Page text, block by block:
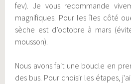
fev). Je vous recommande
magnifiques. Pour les îles côté
sèche est d’octobre à mars
mousson).
Nous avons fait une boucle en
des bus. Pour choisir les étapes,